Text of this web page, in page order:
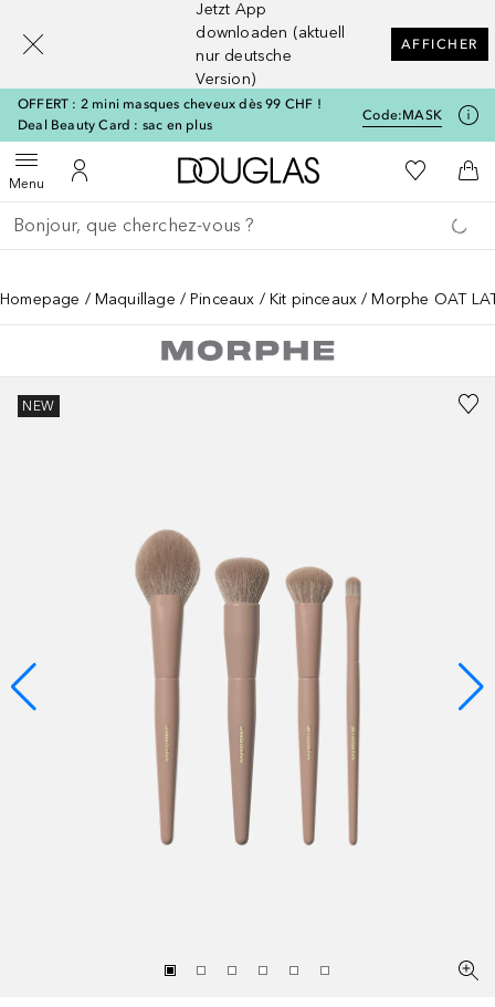
Jetzt App
downloaden (aktuell
nur deutsche
Version)
AFFICHER
OFFERT : 2 mini masques cheveux dès 99 CHF !
Deal Beauty Card : sac en plus
Code:MASK
MenuOuvrir le menuVers Mon Compte
Vers l'accueil Douglas
Vers Ma
Retourner
Exécuter la recherche
Homepage Maquillage Pinceaux Kit pinceaux Morphe OAT
NEW
[navigation.slideout.screenreader]